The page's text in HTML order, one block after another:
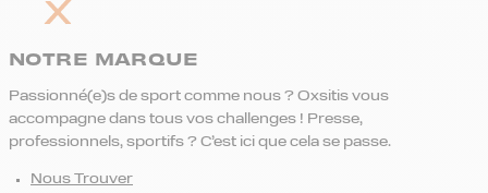
NOTRE MARQUE
Passionné(e)s de sport comme nous ? Oxsitis vous
accompagne dans tous vos challenges ! Presse,
professionnels, sportifs ? C’est ici que cela se passe.
Nous Trouver